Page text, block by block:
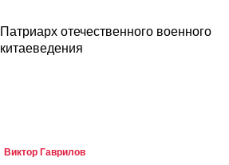
Патриарх отечественного военного
китаеведения
Виктор Гаврилов